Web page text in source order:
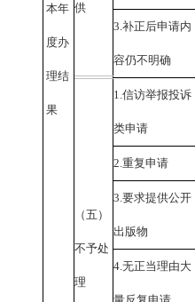
本年
度办
理结
果
供
3.补正后申请内
容仍不明确
（五）
不予处
理
1.信访举报投诉
类申请
2.重复申请
3.要求提供公开
出版物
4.无正当理由大